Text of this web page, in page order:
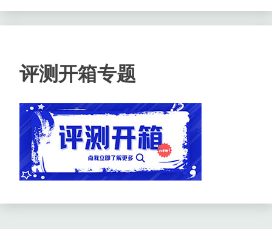
评测开箱专题